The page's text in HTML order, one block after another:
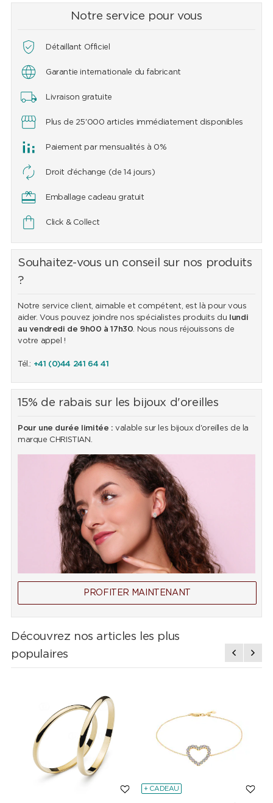
Notre service pour vous
Détaillant Officiel
Garantie internationale du fabricant
Livraison gratuite
Plus de 25'000 articles immédiatement disponibles
Paiement par mensualités à 0%
Droit d’échange (de 14 jours)
Emballage cadeau gratuit
Click & Collect
Souhaitez-vous un conseil sur nos produits
?
Notre service client, aimable et compétent, est là pour vous
aider. Vous pouvez joindre nos spécialistes produits du
lundi
au vendredi de 9h00 à 17h30. Nous nous réjouissons de
votre appel !
Tél.: +41 (0)44 241 64 41
15% de rabais sur les bijoux d'oreilles
Pour une durée limitée : valable sur les bijoux d'oreilles de la
marque CHRISTIAN.
PROFITER MAINTENANT
Découvrez nos articles les plus
populaires
+ CADEAU